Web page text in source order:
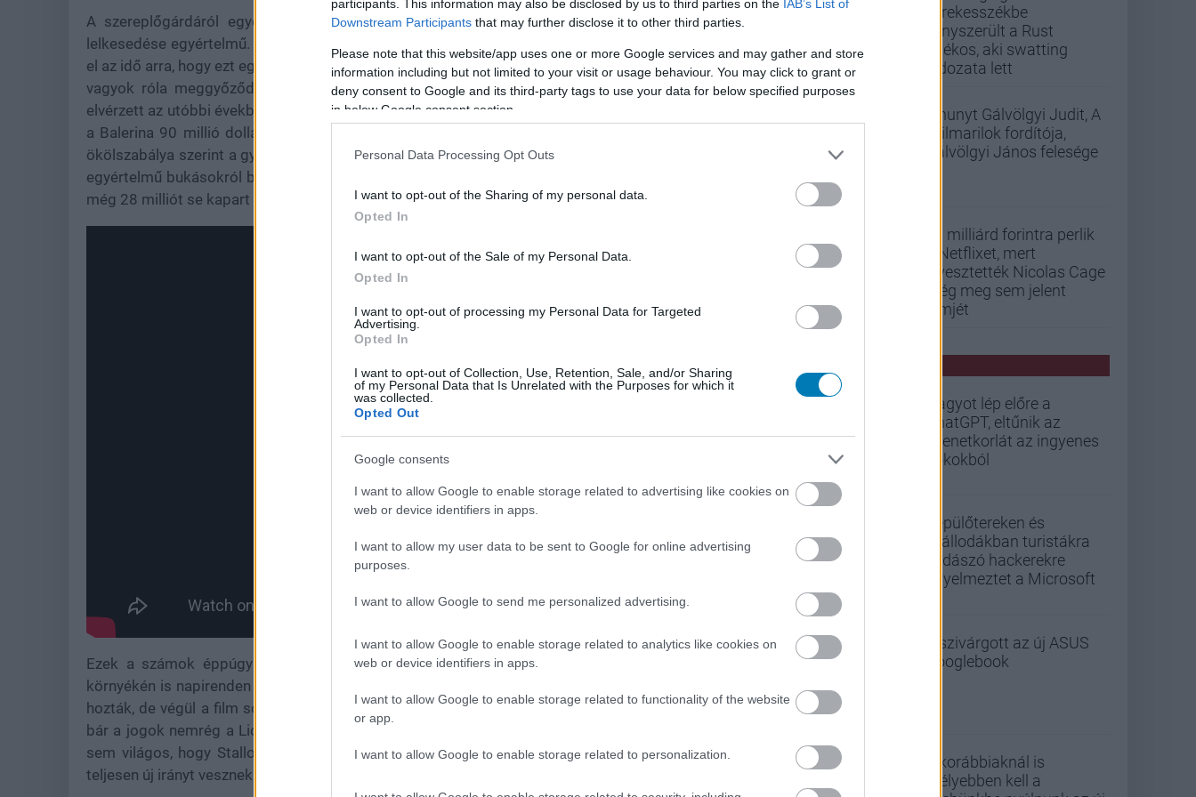
participants. This information may also be disclosed by us to third parties on the IAB’s List of
Downstream Participants that may further disclose it to other third parties.
Please note that this website/app uses one or more Google services and may gather and store
information including but not limited to your visit or usage behaviour. You may click to grant or
deny consent to Google and its third-party tags to use your data for below specified purposes
in below Google consent section.
Personal Data Processing Opt Outs
I want to opt-out of the Sharing of my personal data.
Opted In
I want to opt-out of the Sale of my Personal Data.
Opted In
I want to opt-out of processing my Personal Data for Targeted
Advertising.
Opted In
I want to opt-out of Collection, Use, Retention, Sale, and/or Sharing
of my Personal Data that Is Unrelated with the Purposes for which it
was collected.
Opted Out
Google consents
I want to allow Google to enable storage related to advertising like cookies on
web or device identifiers in apps.
I want to allow my user data to be sent to Google for online advertising
purposes.
I want to allow Google to send me personalized advertising.
I want to allow Google to enable storage related to analytics like cookies on
web or device identifiers in apps.
I want to allow Google to enable storage related to functionality of the website
or app.
I want to allow Google to enable storage related to personalization.
A szereplőgárdáról egyelőre semmit sem tudni, és bemutatódátum sincs még, de az alkotók
lelkesedése egyértelmű. Szerintük régóta van igény egy női központú akciófranchise-ra, és most jött
el az idő arra, hogy ezt egy új, stílusos és energikus formában meg is valósítsák. Személy szerint nem
vagyok róla meggyőződve, hogy a közönség is így gondolja, mert minden hasonló próbálkozás
elvérzett az utóbbi években. A Charlie Angyalai reboot 55 millió dollárból készült és 73 milliót hozott,
a Balerina 90 millió dolláros büdzséjével szemben 140 milliós bevétel áll, és mivel a mozis matek
ökölszabálya szerint a gyártási- és reklámköltségnek minimum a duplája kell már a nullszaldóhoz is,
egyértelmű bukásokról beszélünk, csakúgy, mint a 355 esetében, amely 75 millió dollárba került, de
még 28 milliót se kapart össze.
Ezek a számok éppúgy óvatosságra intenek, mint a hányatott sorsú projekt múltja. Már 2014
környékén is napirenden volt a női spin-off, sőt, akkor még a Sigourney Weaverrel is összefüggésbe
hozták, de végül a film sosem készült el. Közben pedig a fő széria jövője is bizonytalanná vált, mert
bár a jogok nemrég a Lionsgate kezébe kerültek, egyelőre nem tudni, hogy készül-e ötödik rész. Az
sem világos, hogy Stallone - aki már 79 éves - visszatérne-e egy újabb epizódra, vagy inkább egy
teljesen új irányt vesznek a készítők.
kerekesszékbe
kényszerült a Rust
játékos, aki swatting
áldozata lett
Elhunyt Gálvölgyi Judit, A
szilmarilok fordítója,
Gálvölgyi János felesége
33 milliárd forintra perlik
a Netflixet, mert
elvesztették Nicolas Cage
még meg sem jelent
filmjét
Nagyot lép előre a
ChatGPT, eltűnik az
üzenetkorlát az ingyenes
fiókokból
Repülőtereken és
szállodákban turistákra
vadászó hackerekre
figyelmeztet a Microsoft
Kiszivárgott az új ASUS
Googlebook
A korábbiaknál is
mélyebben kell a